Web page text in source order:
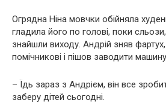
Огрядна Ніна мовчки обійняла
гладила його по голові, поки
знайшли виходу. Андрій зняв
помічникові і пішов заводити
– Їдь зараз з Андрієм, він все
заберу дітей сьогодні.